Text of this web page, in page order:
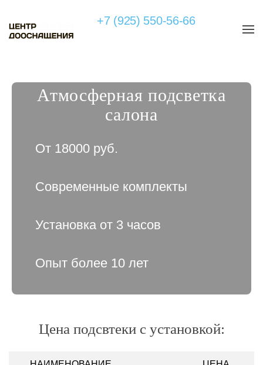
+7 (925) 550-56-66
Атмосферная подсветка
салона
От 18000 руб.
Современные комплекты
Установка от 3 часов
Опыт более 10 лет
Цена подсвтеки с установкой: